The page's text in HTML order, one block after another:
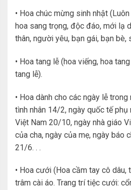
• Hoa chúc mừng sinh nhật
hoa sang trọng, độc đáo, mới lạ
thân, người yêu, bạn gái, bạn bè,
• Hoa tang lễ (hoa viếng, hoa
tang lễ).
• Hoa dành cho các ngày lễ
tình nhân 14/2, ngày quốc tế
Việt Nam 20/10, ngày nhà giáo
của cha, ngày của mẹ, ngày báo
21/6. . .
• Hoa cưới (Hoa cầm tay cô dâu,
trâm cài áo. Trang trí tiệc cưới: